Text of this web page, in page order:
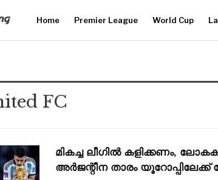
Home Premier League World Cup
FC
മികച്ച ലീഗിൽ കളിക്കണം,
അർജന്റീന താരം യൂറോപ്പിലേക്ക്